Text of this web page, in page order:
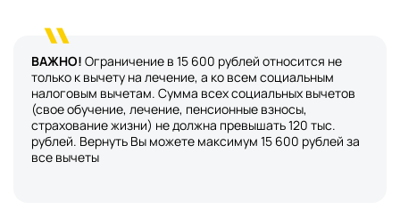
ВАЖНО! Ограничение в 15 600 рублей относится не
только к вычету на лечение, а ко всем социальным
налоговым вычетам. Сумма всех социальных вычетов
(свое обучение, лечение, пенсионные взносы,
страхование жизни) не должна превышать 120 тыс.
рублей. Вернуть Вы можете максимум 15 600 рублей за
все вычеты